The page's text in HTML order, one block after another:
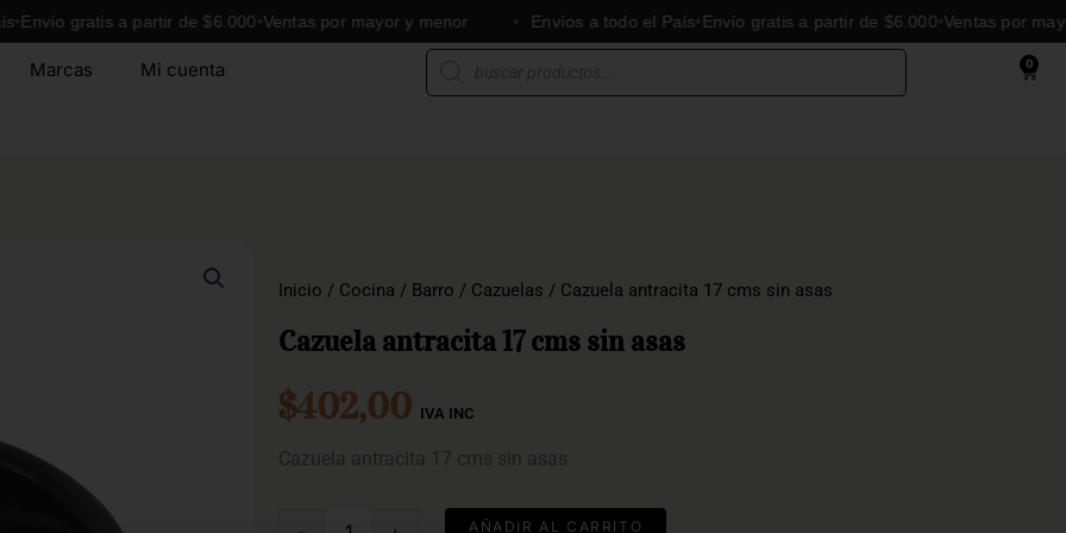
gratis a partir de $6.000 Ventas por mayor y menor Envíos a todo el País Envío gratis a partir de $6.000 Ventas por mayor y
Marcas Mi cuenta
Búsqueda
0
Cart
Inicio / Cocina / Barro / Cazuelas / Cazuela antracita 17 cms sin asas
Cazuela antracita 17 cms sin asas
$402,00 IVA INC
AÑADIR AL CARRITO